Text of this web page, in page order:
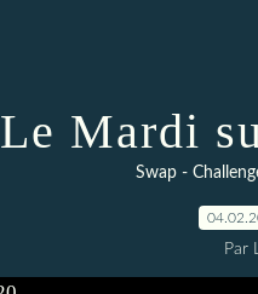
Le Mardi
Swap -
Par